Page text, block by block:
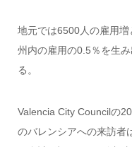
地元では6500人の雇用
州内の雇用の0.5％を生
る。
Valencia City Councilの
のバレンシアへの来訪者